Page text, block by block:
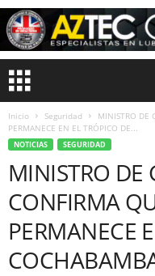
Inicio Seguridad
MINISTRO DE
PERMANECE EN EL TRÓPICO DE...
NOTICIAS SEGURIDAD
MINISTRO DE
CONFIRMA
PERMANECE